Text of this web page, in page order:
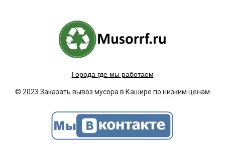
Города где мы работаем
© 2023 Заказать вывоз мусора в Кашире по низким ценам